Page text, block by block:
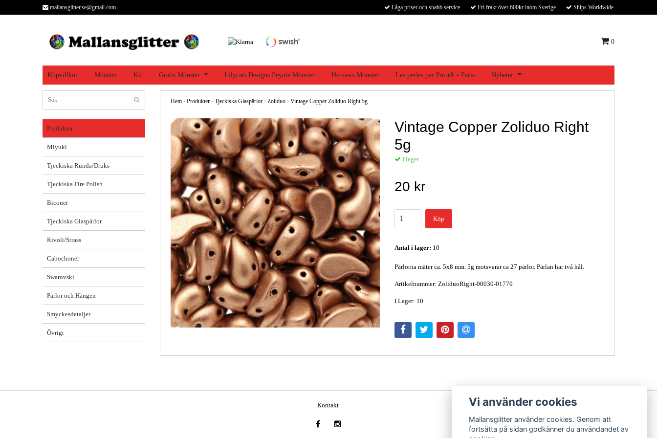
mallansglitter.se@gmail.com Låga priser och snabb service Fri frakt över 600kr inom Sverige Ships Worldwide
0
Köpvillkor Mönster Kit Gratis Mönster Lilycats Designs Peyote Mönster Hemasis Mönster Les perles par Puca® - Paris Nyheter
Produkter
Miyuki
Tjeckiska Runda/Druks
Tjeckiska Fire Polish
Biconer
Tjeckiska Glaspärlor
Rivoli/Strass
Cabochoner
Swarovski
Pärlor och Hängen
Smyckesdetaljer
Övrigt
Hem › Produkter › Tjeckiska Glaspärlor › Zoliduo › Vintage Copper Zoliduo Right 5g
Vintage Copper Zoliduo Right
5g
I lager.
20 kr
Köp
Antal i lager: 10
Pärlorna mäter ca. 5x8 mm. 5g motsvarar ca 27 pärlor. Pärlan har två hål.
Artikelnummer: ZoliduoRight-00030-01770
I Lager: 10
Kontakt Vi använder cookies
Mallansglitter använder cookies. Genom att
fortsätta på sidan godkänner du användandet av